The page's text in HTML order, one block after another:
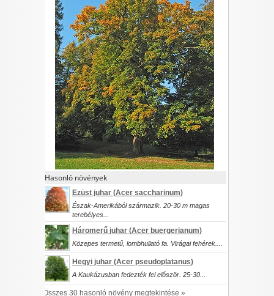
Hasonló növények
Ezüst juhar (Acer saccharinum)
Észak-Amerikából származik. 20-30 m magas
terebélyes...
Háromerű juhar (Acer buergerianum)
Közepes termetű, lombhullató fa. Virágai fehérek....
Hegyi juhar (Acer pseudoplatanus)
A Kaukázusban fedezték fel először. 25-30...
Összes 30 hasonló növény megtekintése »